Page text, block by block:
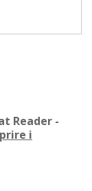
Reader -
i